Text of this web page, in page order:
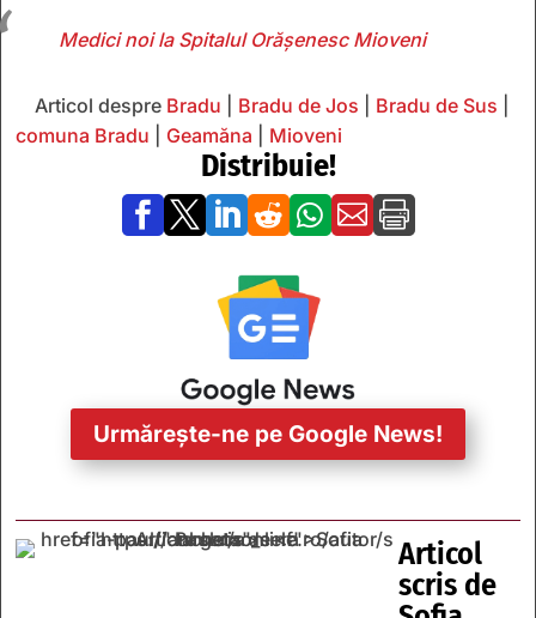
Medici noi la Spitalul Orășenesc Mioveni
Articol despre Bradu Bradu de Jos Bradu de Sus
comuna Bradu
Geamăna Mioveni
Distribuie!
      
Urmărește-ne pe Google News!
Articol
scris de